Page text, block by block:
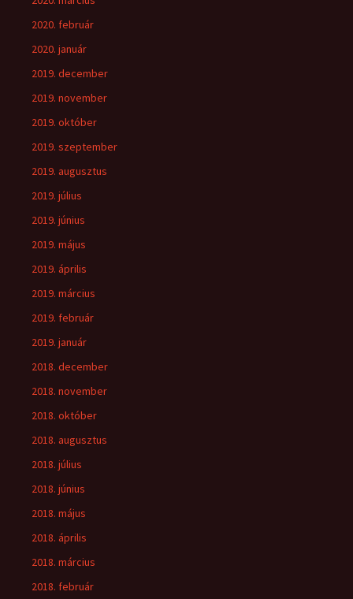
2020. február
2020. január
2019. december
2019. november
2019. október
2019. szeptember
2019. augusztus
2019. július
2019. június
2019. május
2019. április
2019. március
2019. február
2019. január
2018. december
2018. november
2018. október
2018. augusztus
2018. július
2018. június
2018. május
2018. április
2018. március
2018. február